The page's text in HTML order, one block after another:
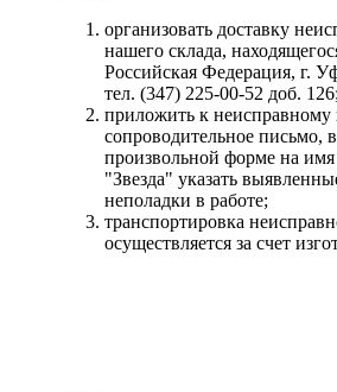
организовать доставку
нашего склада,
Российская Федерация, г.
тел. (347) 225-00-52 доб. 126;
приложить к неисправному
сопроводительное письмо,
произвольной форме на
"Звезда" указать
неполадки в работе;
транспортировка
осуществляется за счет